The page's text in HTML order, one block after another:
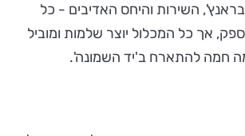
השירות והיחס האדיבים - כל
אך כל המכלול יוצר שלמות ומוביל
חמה להתארח ב'יד השמונה'.